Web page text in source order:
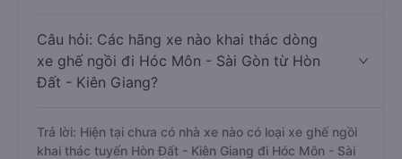
Câu hỏi: Các hãng xe nào khai thác dòng
xe ghế ngồi đi Hóc Môn - Sài Gòn từ Hòn
Đất - Kiên Giang?
Trả lời: Hiện tại chưa có nhà xe nào có loại xe ghế ngồi
khai thác tuyến Hòn Đất - Kiên Giang đi Hóc Môn - Sài